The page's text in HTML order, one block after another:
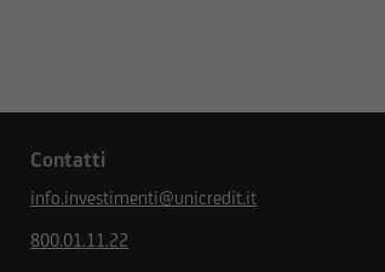
Contatti
info.investimenti@unicredit.it
800.01.11.22